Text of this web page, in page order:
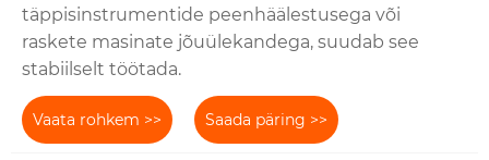
täppisinstrumentide peenhäälestusega või
raskete masinate jõuülekandega, suudab see
stabiilselt töötada.
Vaata rohkem >> Saada päring >>